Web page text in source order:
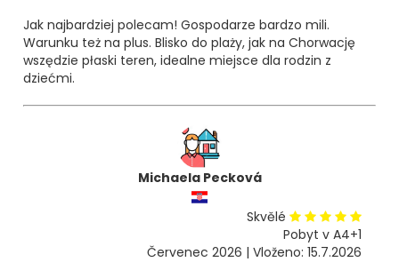
Jak najbardziej polecam! Gospodarze bardzo mili.
Warunku też na plus. Blisko do plaży, jak na Chorwację
wszędzie płaski teren, idealne miejsce dla rodzin z
dziećmi.
Michaela Pecková
Skvělé
Pobyt v A4+1
Červenec 2026 | Vloženo: 15.7.2026